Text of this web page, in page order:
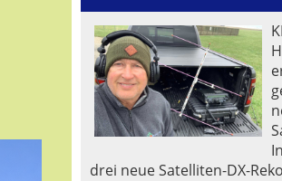
drei neue Satelliten-DX-